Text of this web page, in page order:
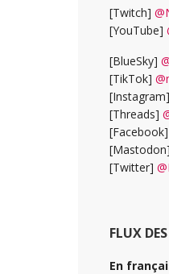
[Twitch]
[YouTube]
[BlueSky]
[TikTok]
[Instagram]
[Threads]
[Facebook]
[Mastodon]
[Twitter]
FLUX
En